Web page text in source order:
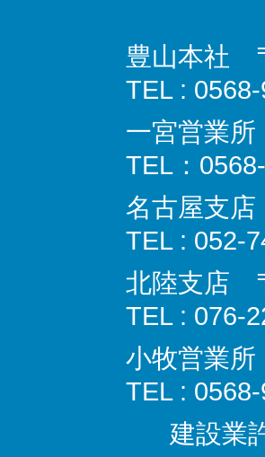
豊山本社
TEL :
一宮営業
TEL：
名古屋支店
TEL : 052-
北陸支店
TEL : 076-
小牧営業
TEL :
建設業